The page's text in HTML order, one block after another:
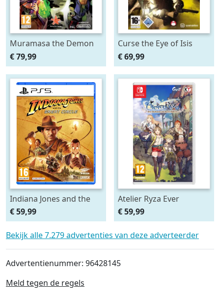
Muramasa the Demon
Blade
€ 79,99
Curse the Eye of Isis
€ 69,99
Indiana Jones and the
Great Circle
€ 59,99
Atelier Ryza Ever
Darkness & the Secret
Hideout
€ 59,99
Bekijk alle 7.279 advertenties van deze adverteerder
Advertentienummer: 96428145
Meld tegen de regels